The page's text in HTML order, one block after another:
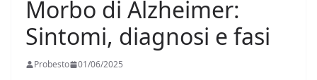
Morbo di Alzheimer:
Sintomi, diagnosi e fasi
Probesto 01/06/2025